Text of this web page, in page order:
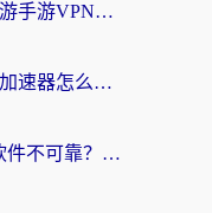
ChickCN VPN好用吗？和奇游手游VPN对比哪个回国效果更好？海外党亲测实用指南
海外党必看：PC VPN+回国加速器怎么选？无缝访问国内资源全攻略
海外党别踩坑！iOS破解版软件不可靠？教你选对回国加速器无缝看国内资源